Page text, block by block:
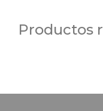
Productos